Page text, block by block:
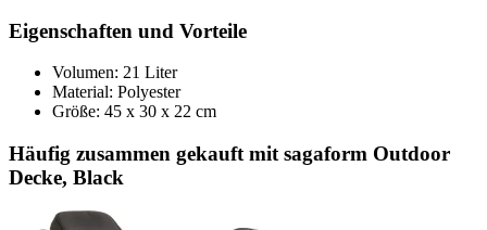
Eigenschaften und Vorteile
Volumen: 21 Liter
Material: Polyester
Größe: 45 x 30 x 22 cm
Häufig zusammen gekauft mit sagaform Outdoor
Decke, Black